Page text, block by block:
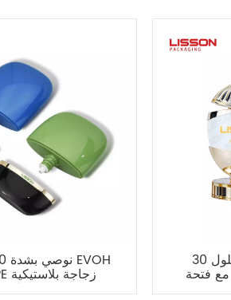
بيضاوية
30 مل 40 مل زجاجة محلول
فتحة